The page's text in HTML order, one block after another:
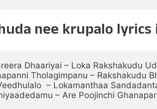
nee krupalo lyrics
Dhaariyai – Loka Rakshakudu
Tholagimpanu – Rakshakudu
– Lokamanthaa
– Are Poojinchi